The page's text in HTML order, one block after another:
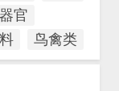
官
鸟禽类